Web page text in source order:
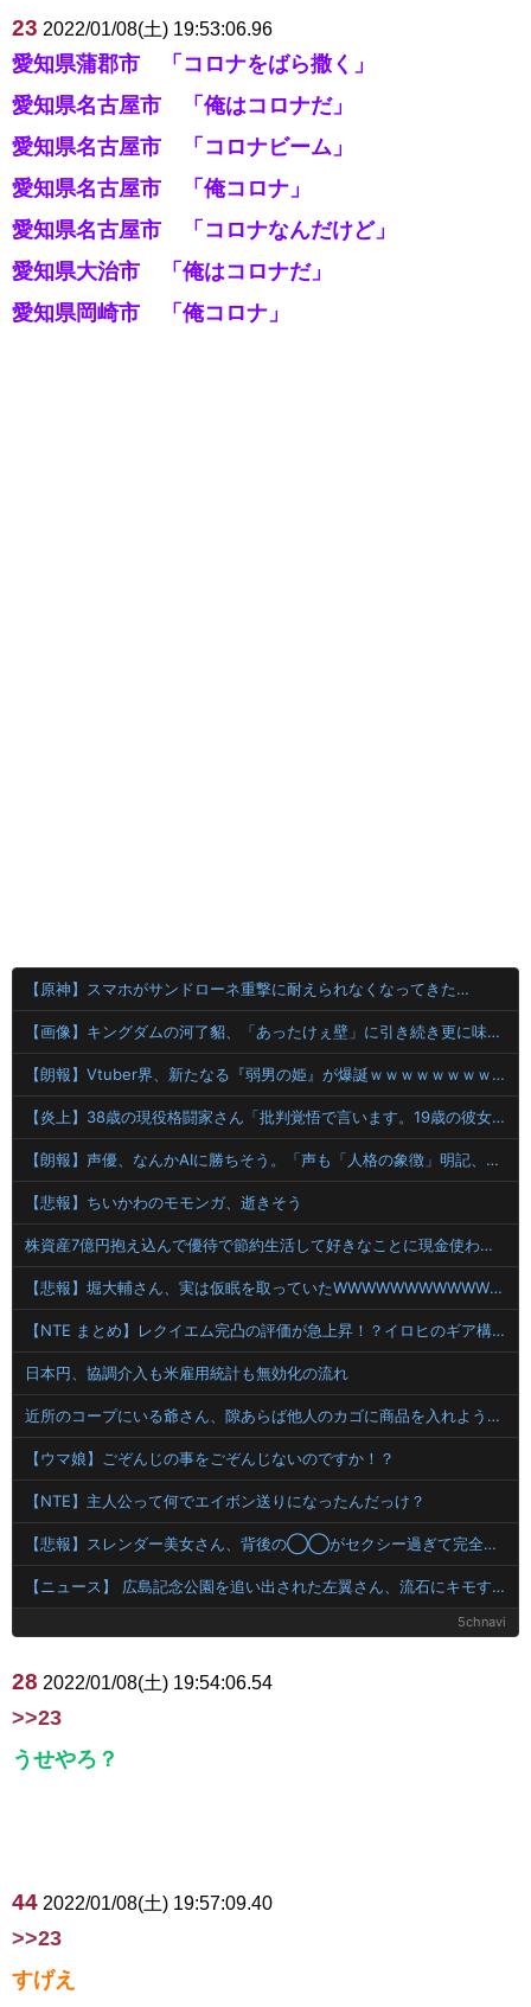
23 2022/01/08(土) 19:53:06.96
愛知県蒲郡市 「コロナをばら撒く」
愛知県名古屋市 「俺はコロナだ」
愛知県名古屋市 「コロナビーム」
愛知県名古屋市 「俺コロナ」
愛知県名古屋市 「コロナなんだけど」
愛知県大治市 「俺はコロナだ」
愛知県岡崎市 「俺コロナ」
【原神】スマホがサンドローネ重撃に耐えられなくなってきた…
【画像】キングダムの河了貂、「あったけぇ壁」に引き続き更に味方をぶっ殺す作戦を実行する
【朗報】Vtuber界、新たなる『弱男の姫』が爆誕ｗｗｗｗｗｗｗｗｗｗｗ
【炎上】38歳の現役格闘家さん「批判覚悟で言います。19歳の彼女と結婚しました」→案の定オバサン達に見つかり炎上
【朗報】声優、なんかAIに勝ちそう。「声も「人格の象徴」明記、法務省」
【悲報】ちいかわのモモンガ、逝きそう
株資産7億円抱え込んで優待で節約生活して好きなことに現金使わないまま死んでく人の最後の言葉
【悲報】堀大輔さん、実は仮眠を取っていたWWWWWWWWWWWWWWWWWWWWWWWWWWWWWWWWWWWWWWWWWW
【NTE まとめ】レクイエム完凸の評価が急上昇！？イロヒのギア構成や他キャラとのシナジー論争
日本円、協調介入も米雇用統計も無効化の流れ
近所のコープにいる爺さん、隙あらば他人のカゴに商品を入れようとする
【ウマ娘】ごぞんじの事をごぞんじないのですか！？
【NTE】主人公って何でエイボン送りになったんだっけ？
【悲報】スレンダー美女さん、背後の◯◯がセクシー過ぎて完全敗北ｗｗｗｗｗｗｗｗｗｗｗｗｗｗｗ 【Pickup07093014】
【ニュース】 広島記念公園を追い出された左翼さん、流石にキモすぎて炎上
5chnavi
28 2022/01/08(土) 19:54:06.54
>>23
うせやろ？
44 2022/01/08(土) 19:57:09.40
>>23
すげえ